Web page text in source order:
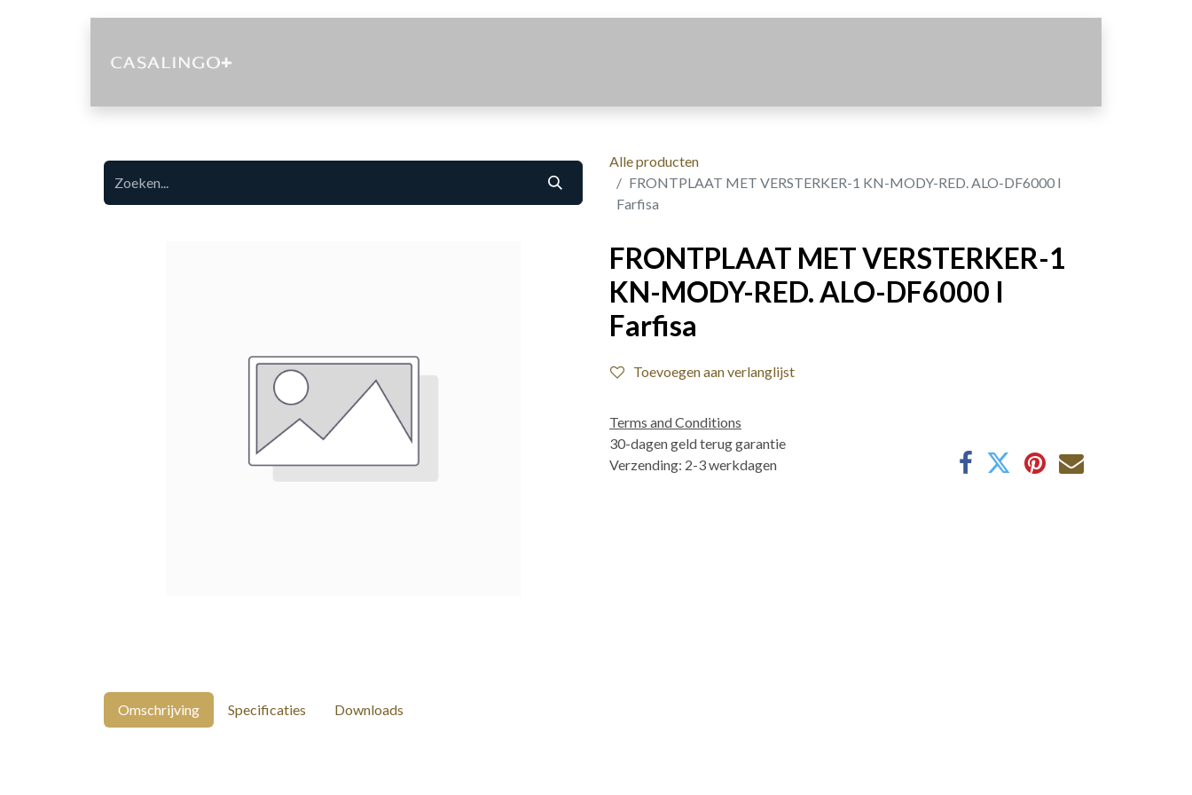
Alle producten
FRONTPLAAT MET VERSTERKER-1 KN-MODY-RED. ALO-DF6000 I
Farfisa
FRONTPLAAT MET VERSTERKER-1
KN-MODY-RED. ALO-DF6000 I
Farfisa
Toevoegen aan verlanglijst
Terms and Conditions
30-dagen geld terug garantie
Verzending: 2-3 werkdagen
Omschrijving Specificaties Downloads